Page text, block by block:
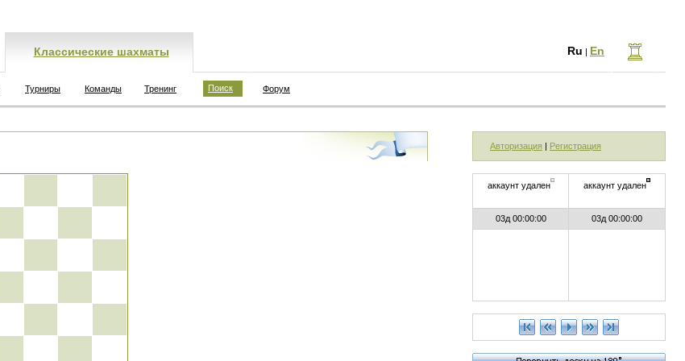
Классические шахматы Ru | En
Турниры Команды Тренинг Поиск Форум
Авторизация | Регистрация
аккаунт удален аккаунт удален
03д 00:00:00 03д 00:00:00